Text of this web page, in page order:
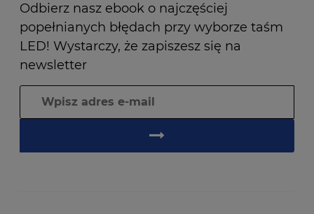
Odbierz nasz ebook o najczęściej
popełnianych błędach przy wyborze taśm
LED! Wystarczy, że zapiszesz się na
newsletter